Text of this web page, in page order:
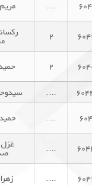
….
۲
۲
….
….
….
….